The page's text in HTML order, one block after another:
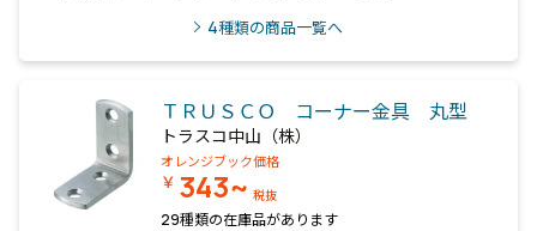
4種類の商品一覧へ
ＴＲＵＳＣＯ コーナー金具 丸型
トラスコ中山（株）
オレンジブック価格
￥ 343~ 税抜
29種類の在庫品があります